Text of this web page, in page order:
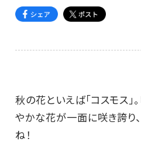
秋の花といえば「コスモス」
やかな花が一面に咲き誇り
ね！